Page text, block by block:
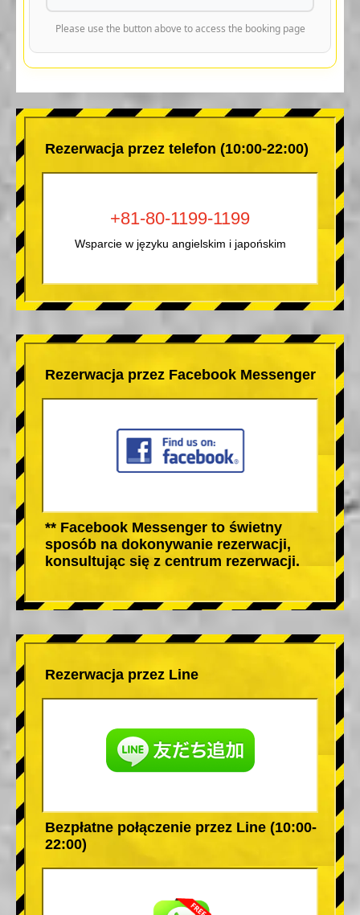
Please use the button above to access the booking page
Rezerwacja przez telefon (10:00-22:00)
+81-80-1199-1199
Wsparcie w języku angielskim i japońskim
Rezerwacja przez Facebook Messenger
** Facebook Messenger to świetny
sposób na dokonywanie rezerwacji,
konsultując się z centrum rezerwacji.
Rezerwacja przez Line
Bezpłatne połączenie przez Line (10:00-
22:00)